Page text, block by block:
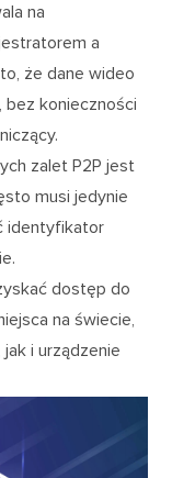
na
a
że dane wideo
bez konieczności
zalet P2P jest
musi jedynie
identyfikator
dostęp do
na świecie,
i urządzenie